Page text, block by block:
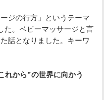
ジの行方」というテーマ
た。ベビーマッサージと言
話となりました。キーワ
れから”の世界に向かう